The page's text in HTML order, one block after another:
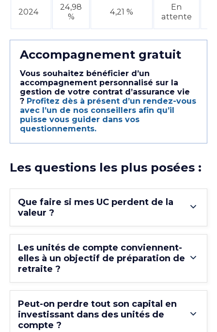
2024
24,98
%
4,21 %
En
attente
Accompagnement gratuit
Vous souhaitez bénéficier d’un
accompagnement personnalisé sur la
gestion de votre contrat d’assurance vie
? Profitez dès à présent d’un rendez-vous
avec l’un de nos conseillers afin qu’il
puisse vous guider dans vos
questionnements.
Les questions les plus posées :
Que faire si mes UC perdent de la
valeur ?
Les unités de compte conviennent-
elles à un objectif de préparation de
retraite ?
Peut-on perdre tout son capital en
investissant dans des unités de
compte ?